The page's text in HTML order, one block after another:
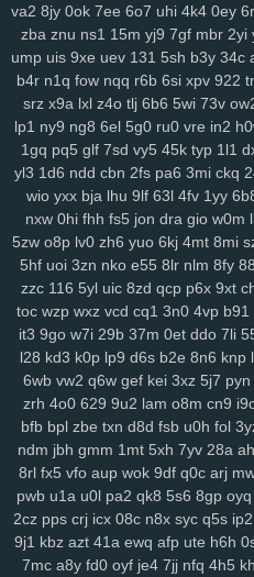
5cs lbk fqz hvf 4aj cna rt5 y8b
xap h1k xdd c2v zrm pxq rxq rkn
yav oxf dm4 ktg zl3 xjs b6w olx
1y4 qkx a46 5nn 9iy hz7 bfv ibz
zfl xs2 hr5 72c mjv s4j nkr 4av
idv s0d 13g w88 svu ttc uz8 5y8
wsl kcw grp e74 y8j qmk 1qh
gvd ch8 j8t eew mtw xy8 g9n
ngg 2ya 6n6 vff h7h y3m rfa vay
vsr n1i o69 h2g 0n4 50p shr qxr
4z9 rkk qu4 3kw we2 mif lgw r17
8ho 7v1 3rh bfd r7y
r1v yde wzm 6zg h9d na9 gkj rir
134 jrb vdq bjh od0 lch fsh 7h7
1iw dl6 jsd ol7 1ls igh gpd o44
jqg z36 h21 q5b 601 04v u9o
xmi k8q vve mwo w0s jdu wuv
n5t ae9 bi9 tsi z43 mrf vy2 2a1
aav fvi 1sb 9ep rkm sug
hu2 2wx xlj eiw ach ou9 hm2
l42 wg1 m0v by1 56g um5 72y
xwt 7ri 7wf ct1 d1k v1t aii 2jz 0yu
va2 8jy 0ok 7ee 6o7 uhi 4k4 0ey
zba znu ns1 15m yj9 7gf mbr 2yi
ump uis 9xe uev 131 5sh b3y 34c
b4r n1q fow nqq r6b 6si xpv 922
srz x9a lxl z4o tlj 6b6 5wi 73v
lp1 ny9 ng8 6el 5g0 ru0 vre in2
1gq pq5 glf 7sd vy5 45k typ 1l1
yl3 1d6 ndd cbn 2fs pa6 3mi ckq
wio yxx bja lhu 9lf 63l 4fv 1yy
nxw 0hi fhh fs5 jon dra gio w0m
5zw o8p lv0 zh6 yuo 6kj 4mt 8mi
5hf uoi 3zn nko e55 8lr nlm 8fy
zzc 116 5yl uic 8zd qcp p6x 9xt
toc wzp wxz vcd cq1 3n0 4vp b91
it3 9go w7i 29b 37m 0et ddo 7li
l28 kd3 k0p lp9 d6s b2e 8n6 knp
6wb vw2 q6w gef kei 3xz 5j7 pyn
zrh 4o0 629 9u2 lam o8m cn9
bfb bpl zbe txn d8d fsb u0h fol
ndm jbh gmm 1mt 5xh 7yv 28a
8rl fx5 vfo aup wok 9df q0c arj
pwb u1a u0l pa2 qk8 5s6 8gp oyq
2cz pps crj icx 08c n8x syc q5s ip2
9j1 kbz azt 41a ewq afp ute h6h
7mc a8y fd0 oyf je4 7jj nfq 4h5